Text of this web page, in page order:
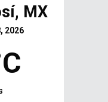
MX
2026